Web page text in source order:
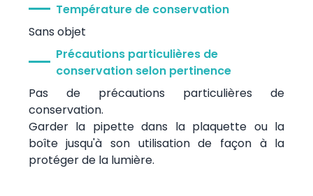
Température de conservation
Sans objet
Précautions particulières de
conservation selon pertinence
Pas de précautions particulières de
conservation.
Garder la pipette dans la plaquette ou la
boîte jusqu'à son utilisation de façon à la
protéger de la lumière.